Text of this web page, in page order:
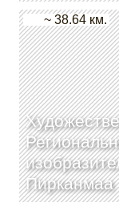
Пирканмаа
~ 38.64 км.